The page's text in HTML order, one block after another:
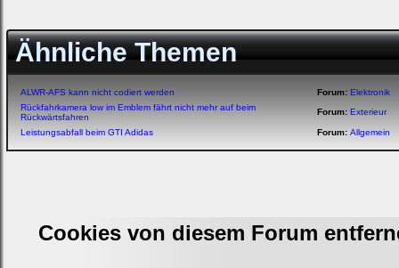
Ähnliche Themen
ALWR-AFS kann nicht codiert werden Forum: Elektronik
Rückfahrkamera low im Emblem fährt nicht mehr auf beim
Rückwärtsfahren
Forum: Exterieur
Leistungsabfall beim GTI Adidas Forum: Allgemein
Cookies von diesem Forum